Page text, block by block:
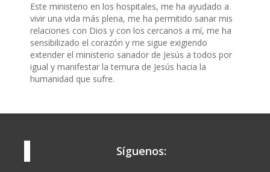
Este ministerio en los hospitales, me ha ayudado a
vivir una vida más plena, me ha permitido sanar mis
relaciones con Dios y con los cercanos a mí, me ha
sensibilizado el corazón y me sigue exigiendo
extender el ministerio sanador de Jesús a todos por
igual y manifestar la ternura de Jesús hacia la
humanidad que sufre.
Síguenos: